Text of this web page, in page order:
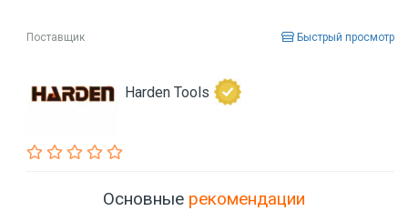
Поставщик Быстрый просмотр
Harden Tools
Основные рекомендации